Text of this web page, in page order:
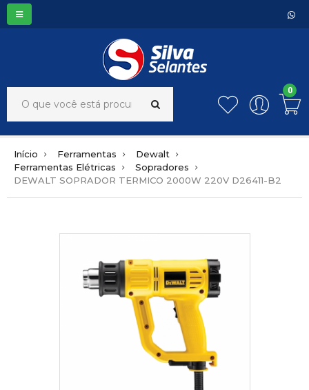
0
Início Ferramentas
Dewalt
Ferramentas Elétricas
Sopradores
DEWALT SOPRADOR TERMICO 2000W 220V D26411-B2